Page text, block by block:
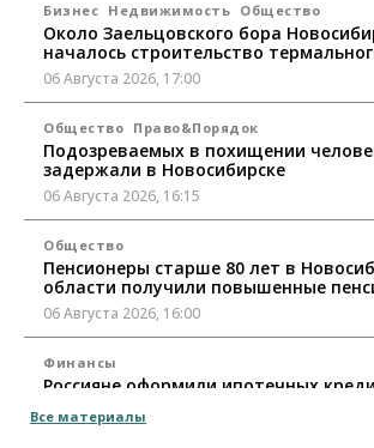
Бизнес Недвижимость Общество
Около Заельцовского бора
началось строительство
06 Августа 2026, 17:00
Общество Право&Порядок
Подозреваемых в похищении
задержали в Новосибирске
06 Августа 2026, 16:15
Общество
Пенсионеры старше 80 лет в
области получили повышенные
06 Августа 2026, 16:00
Финансы
Россияне оформили ипотечных
06 Августа 2026, 15:53
Все материалы